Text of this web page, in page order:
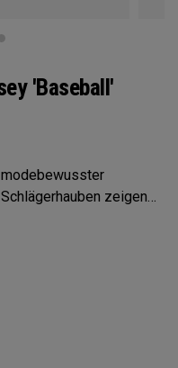
'Baseball'
zeigen